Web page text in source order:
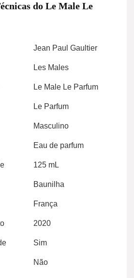
do Le Male Le
Jean Paul Gaultier
Les Males
Le Male Le Parfum
Le Parfum
Masculino
Eau de parfum
125 mL
Baunilha
França
2020
Sim
Não